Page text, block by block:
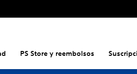
PS Store y reembolsos